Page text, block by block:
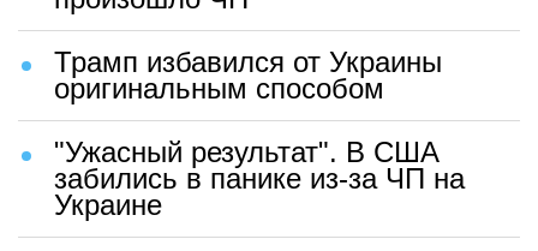
Трамп избавился от Украины
оригинальным способом
"Ужасный результат". В США
забились в панике из-за ЧП на
Украине